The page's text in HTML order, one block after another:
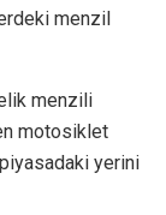
menzil
menzili
motosiklet
yerini